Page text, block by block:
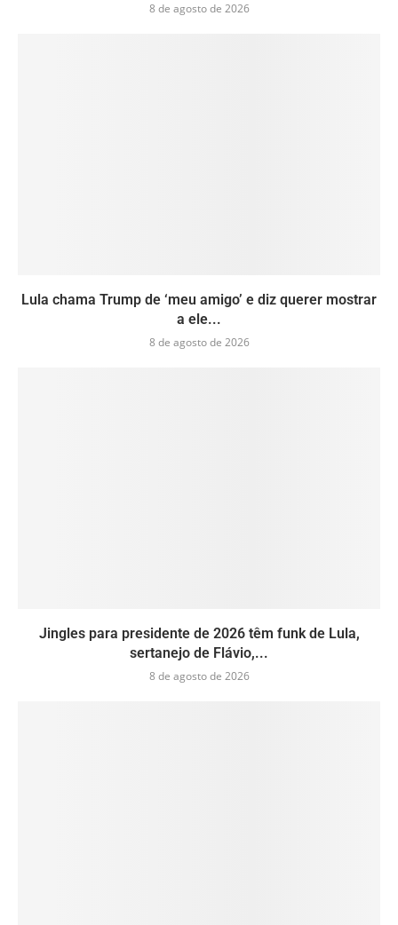
8 de agosto de 2026
Lula chama Trump de ‘meu amigo’ e diz querer mostrar
a ele...
8 de agosto de 2026
Jingles para presidente de 2026 têm funk de Lula,
sertanejo de Flávio,...
8 de agosto de 2026